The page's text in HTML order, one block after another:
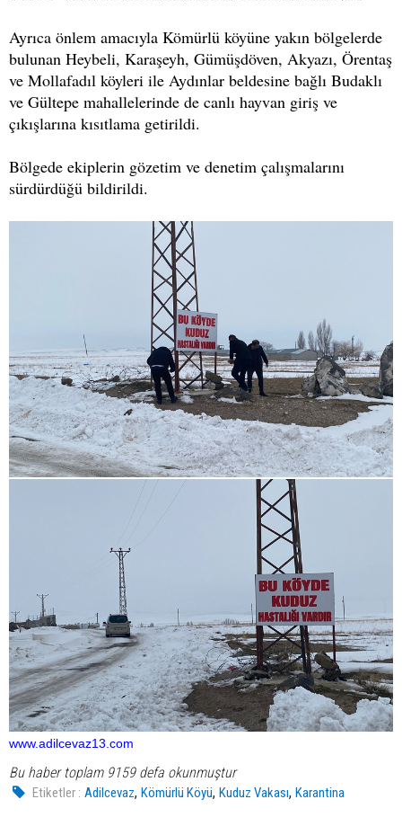
Ayrıca önlem amacıyla Kömürlü köyüne yakın bölgelerde
bulunan Heybeli, Karaşeyh, Gümüşdöven, Akyazı, Örentaş
ve Mollafadıl köyleri ile Aydınlar beldesine bağlı Budaklı
ve Gültepe mahallelerinde de canlı hayvan giriş ve
çıkışlarına kısıtlama getirildi.
Bölgede ekiplerin gözetim ve denetim çalışmalarını
sürdürdüğü bildirildi.
www.adilcevaz13.com
Bu haber toplam 9159 defa okunmuştur
Etiketler : Adilcevaz,Kömürlü Köyü,Kuduz Vakası,Karantina